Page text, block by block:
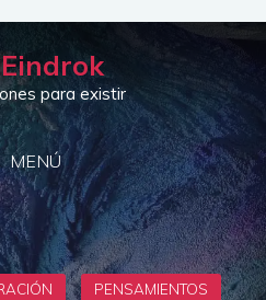
para existir
MENÚ